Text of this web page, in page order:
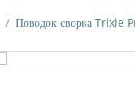
/ Поводок-сворка Trixie